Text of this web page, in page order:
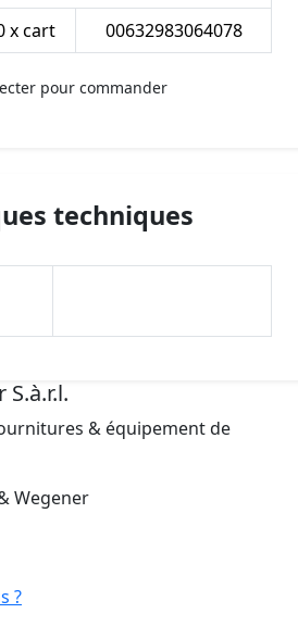
x cart 00632983064078
pour commander
techniques
& équipement de
Wegener
?